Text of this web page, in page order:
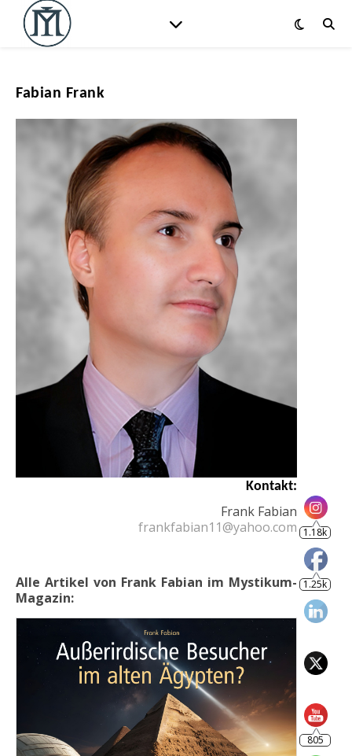
Fabian Frank
Kontakt:
Frank Fabian
frankfabian11@yahoo.com
Alle Artikel von Frank Fabian im Mystikum-
Magazin:
1.25k
805